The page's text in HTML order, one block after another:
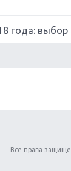
года: выбор
4: вершина
Все права